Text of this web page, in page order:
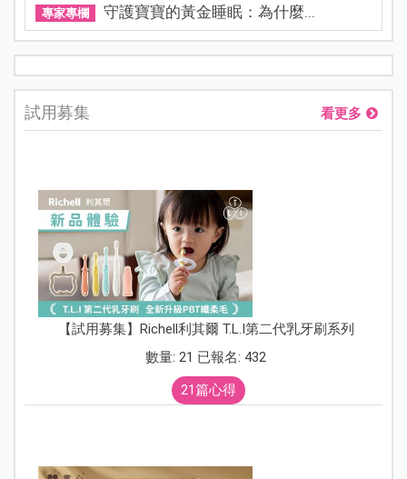
專家專欄 守護寶寶的黃金睡眠：為什麼...
試用募集 看更多
【試用募集】Richell利其爾 T.L.I第二代乳牙刷系列
數量: 21 已報名: 432
21篇心得